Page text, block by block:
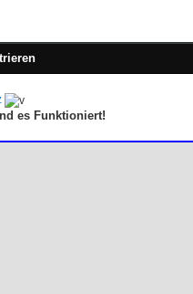
es Funktioniert!